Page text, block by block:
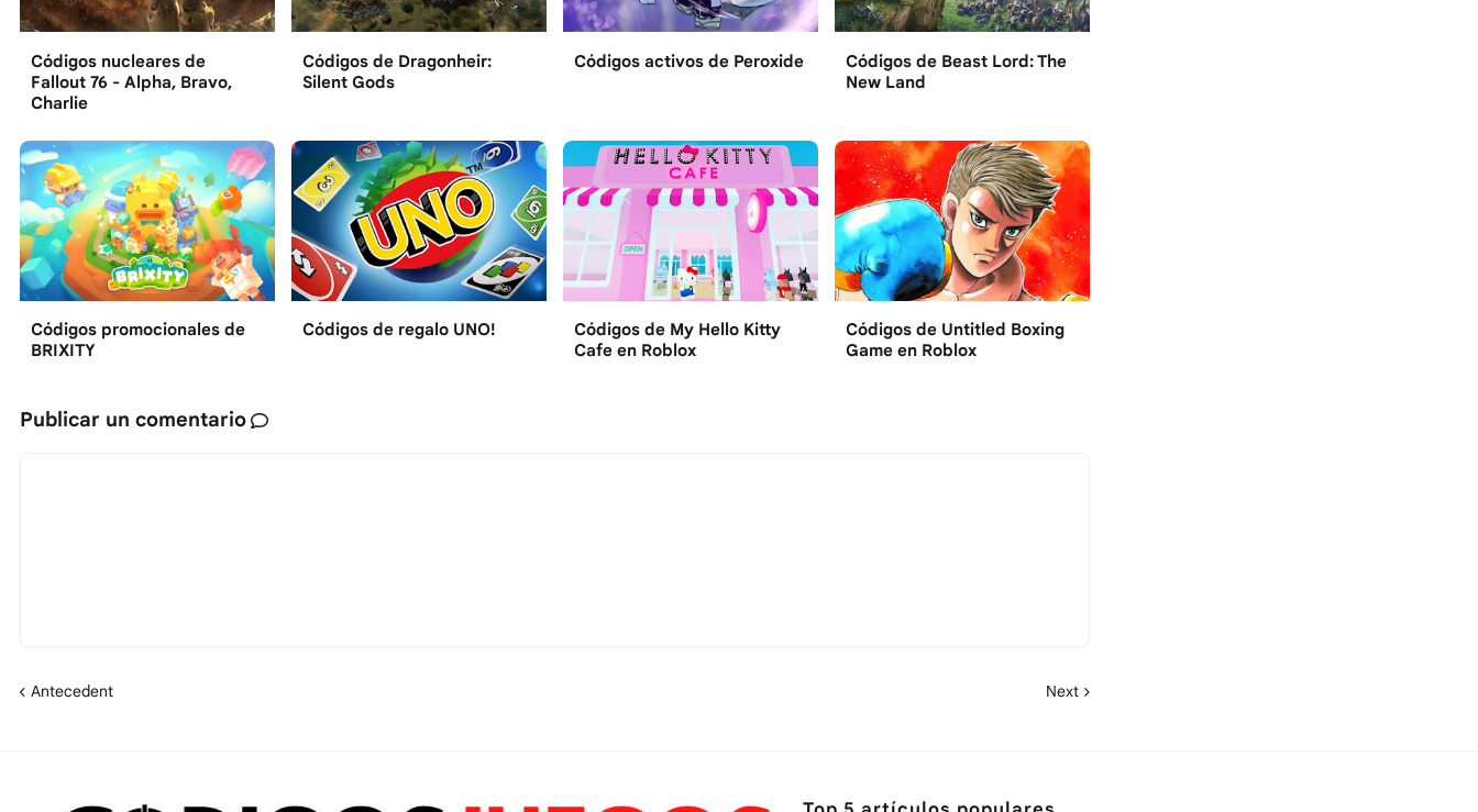
Códigos nucleares de
Fallout 76 - Alpha, Bravo,
Charlie
Códigos de Dragonheir:
Silent Gods
Códigos activos de Peroxide
Códigos de Beast Lord: The
New Land
Códigos promocionales de
BRIXITY
Códigos de regalo UNO!
Códigos de My Hello Kitty
Cafe en Roblox
Códigos de Untitled Boxing
Game en Roblox
Publicar un comentario
Antecedent Next